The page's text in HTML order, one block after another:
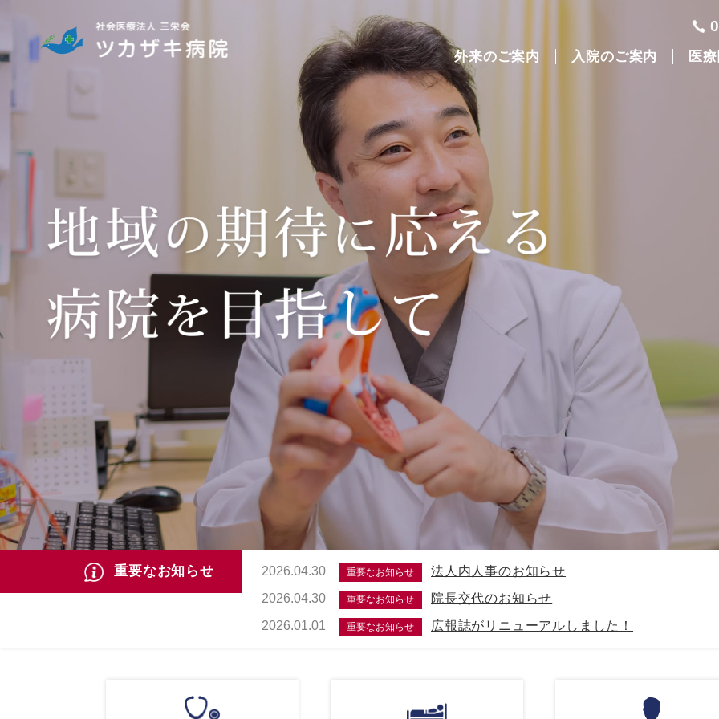
外来のご案内 入院のご案内 医
重要なお知らせ 2026.04.30 重要なお知らせ
法人内人事のお知らせ
2026.04.30
重要なお知らせ
院長交代のお知らせ
2026.01.01
重要なお知らせ 広報誌がリニューアルしました！